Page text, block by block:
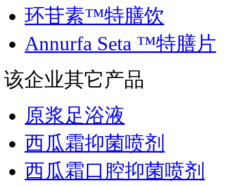
环苷素™特膳饮
Annurfa Seta ™特膳片
该企业其它产品
原浆足浴液
西瓜霜抑菌喷剂
西瓜霜口腔抑菌喷剂